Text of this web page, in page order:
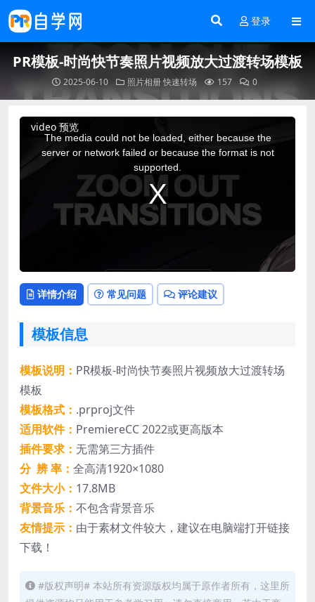
登录
PR模板-时尚快节奏照片视频放大过渡转场模板
2025-06-10 照片相册快速转场 157 0
video 预览
This
The media could not be loaded, either because the
server or network failed or because the format is not
supported.
详情介绍 常见问题 评论建议
模板信息
模板说明： PR模板-时尚快节奏照片视频放大过渡转场
模板
模板格式： .prproj文件
适用软件： PremiereCC 2022或更高版本
插件要求： 无需第三方插件
分 辨 率： 全高清1920×1080
文件大小： 17.8MB
背景音乐： 不包含背景音乐
友情提示： 由于素材文件较大，建议在电脑端打开链接
下载！
#版权声明# 本站所有资源版权均属于原作者所有，这里所